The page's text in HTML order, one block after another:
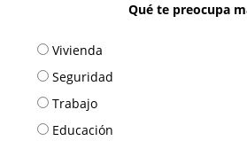
Qué te preocupa
Vivienda
Seguridad
Trabajo
Educación